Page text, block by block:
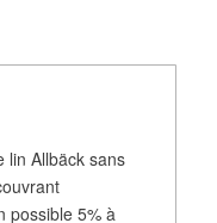
lin Allbäck sans
possible 5% à